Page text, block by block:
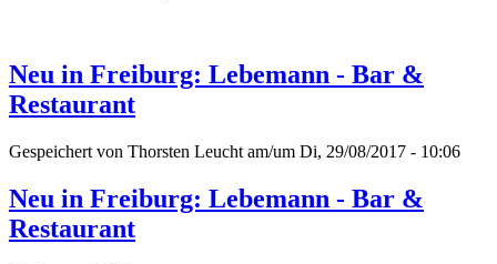
Neu in Freiburg: Lebemann - Bar &
Restaurant
Gespeichert von Thorsten Leucht am/um Di, 29/08/2017 - 10:06
Neu in Freiburg: Lebemann - Bar &
Restaurant